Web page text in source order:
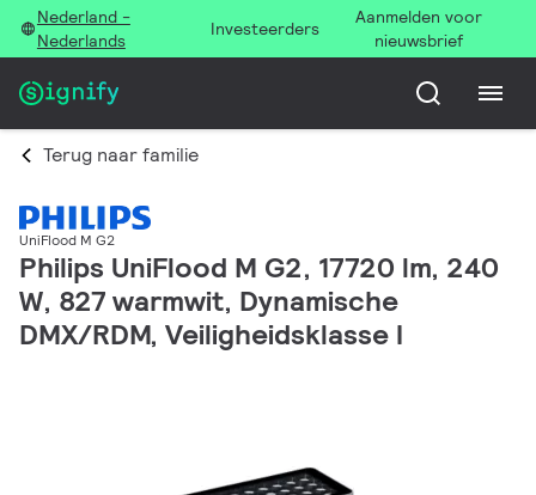
Nederland -
Nederlands
Investeerders
Aanmelden voor
nieuwsbrief
Terug naar familie
UniFlood M G2
Philips UniFlood M G2, 17720 lm, 240
W, 827 warmwit, Dynamische
DMX/RDM, Veiligheidsklasse I